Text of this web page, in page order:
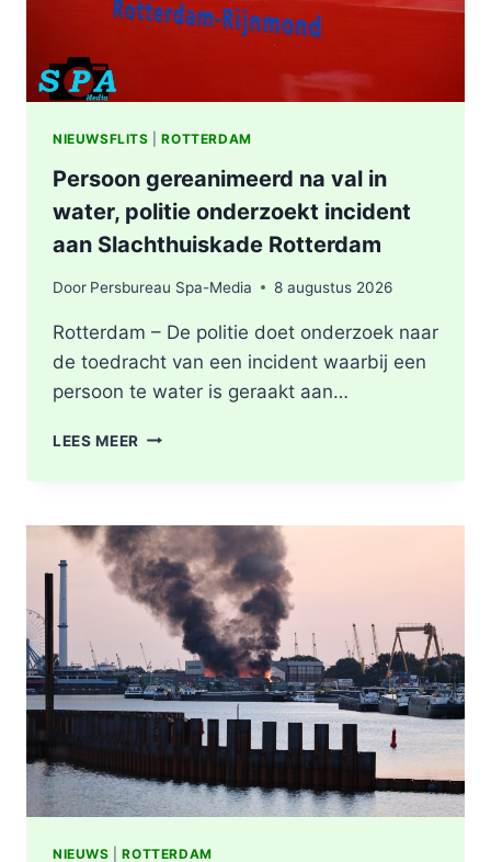
NIEUWSFLITS |ROTTERDAM
Persoon gereanimeerd na val in
water, politie onderzoekt incident
aan Slachthuiskade Rotterdam
Door Persbureau Spa-Media 8 augustus 2026
Rotterdam – De politie doet onderzoek naar
de toedracht van een incident waarbij een
persoon te water is geraakt aan…
LEES MEER PERSOON
IN
WATER,
POLITIE
ONDERZOEKT
INCIDENT
AAN
SLACHTHUISKADE
ROTTERDAM
NIEUWS |ROTTERDAM